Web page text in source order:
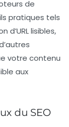
de
pratiques tels
d’URL lisibles,
votre contenu
aux
du SEO